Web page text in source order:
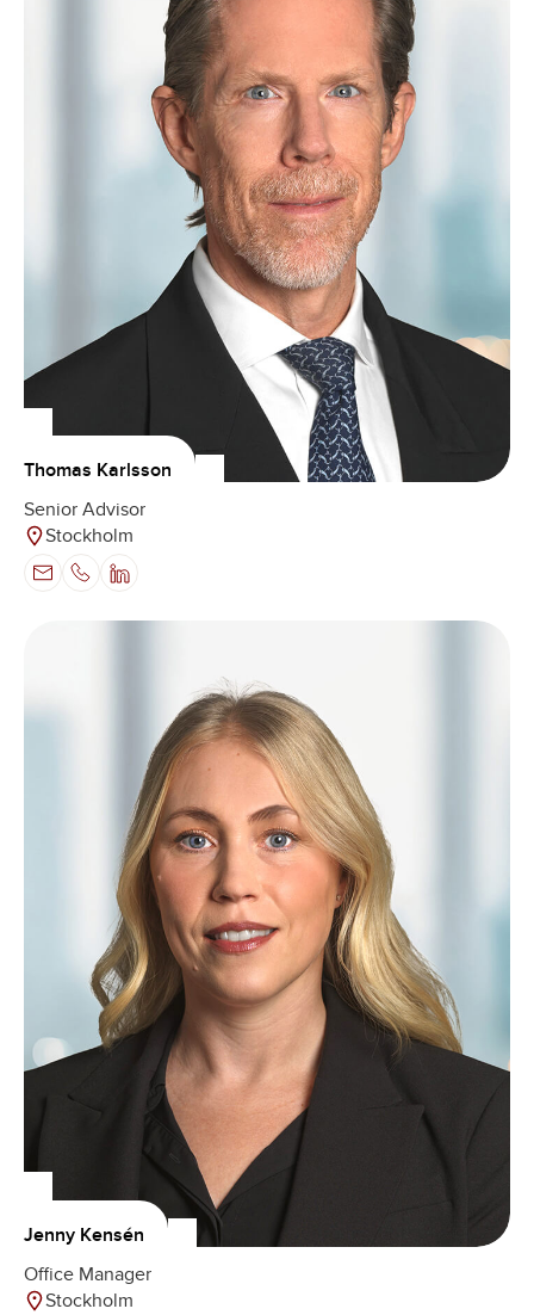
Thomas Karlsson
Senior Advisor
Stockholm
Jenny Kensén
Office Manager
Stockholm